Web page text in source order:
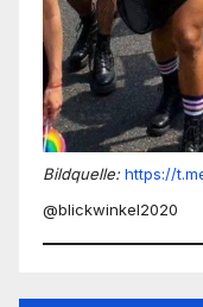
Bildquelle: https://
@blickwinkel2020